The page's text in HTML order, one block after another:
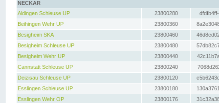
NECKAR
Aldingen Schleuse UP
23800280
Beihingen Wehr UP
23800360
Besigheim SKA
23800460
Besigheim Schleuse UP
23800480
Besigheim Wehr UP
23800440
Cannstatt Schleuse UP
23800240
Deizisau Schleuse UP
23800120
Esslingen Schleuse UP
23800180
Esslingen Wehr OP
23800176